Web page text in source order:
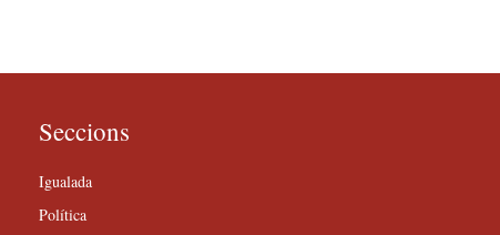
Seccions
Igualada
Política